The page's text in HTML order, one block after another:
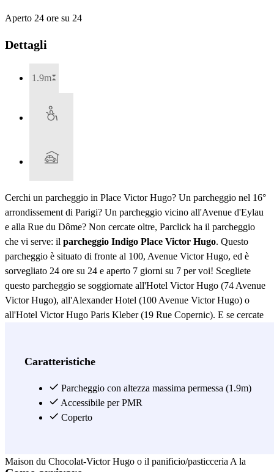
Aperto 24 ore su 24
Dettagli
1.9m
Cerchi un parcheggio in Place Victor Hugo? Un parcheggio nel 16°
arrondissement di Parigi? Un parcheggio vicino all'Avenue d'Eylau
e alla Rue du Dôme? Non cercate oltre, Parclick ha il parcheggio
che vi serve: il parcheggio Indigo Place Victor Hugo. Questo
parcheggio è situato di fronte al 100, Avenue Victor Hugo, ed è
sorvegliato 24 ore su 24 e aperto 7 giorni su 7 per voi! Scegliete
questo parcheggio se soggiornate all'Hotel Victor Hugo (74 Avenue
Victor Hugo), all'Alexander Hotel (100 Avenue Victor Hugo) o
all'Hotel Victor Hugo Paris Kleber (19 Rue Copernic). E se cercate
(57-59 Avenue Raymond Poincaré), il ristorante Giulio Rebellato
BAEZ (2 Rue de Sontay), il ristorante italiano Romeo (6 Place
Victor Hugo, 75116 Parigi) o Le Petit Rétro, che è un ristorante di
charme situato al 5 di Rue Mesnil. Se vi unite agli amici per cena,
Maison du Chocolat-Victor Hugo o il panificio/pasticceria A la
Caratteristiche
Parcheggio con altezza massima permessa (1.9m)
Accessibile per PMR
Coperto